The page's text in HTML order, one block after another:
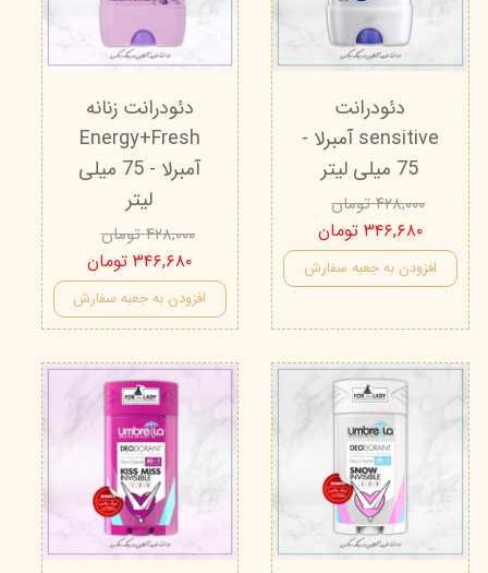
دئودرانت
sensitive آمبرلا -
75 میلی لیتر
۴۲۸,۰۰۰ تومان
۳۴۶,۶۸۰ تومان
افزودن به جعبه سفارش
دئودرانت زنانه
Energy+Fresh
آمبرلا - 75 میلی
لیتر
۴۲۸,۰۰۰ تومان
۳۴۶,۶۸۰ تومان
افزودن به جعبه سفارش